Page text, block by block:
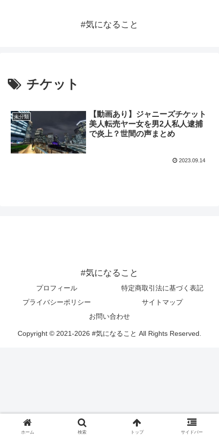
#気になること
チケット
未分類
【動画あり】ジャニーズチケット
美人転売ヤー女を男2人私人逮捕
で炎上？世間の声まとめ
2023.09.14
#気になること
プロフィール
特定商取引法に基づく表記
プライバシーポリシー
サイトマップ
お問い合わせ
Copyright © 2021-2026 #気になること All Rights Reserved.
ホーム 検索 トップ サイドバー